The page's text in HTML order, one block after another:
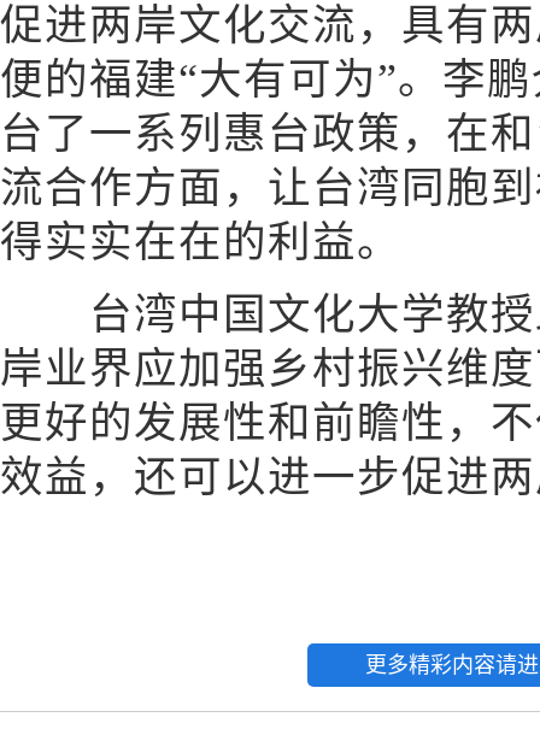
促进两岸文化交流，具有
便的福建“大有可为”。李
台了一系列惠台政策，在
流合作方面，让台湾同胞
得实实在在的利益。
台湾中国文化大学教授
岸业界应加强乡村振兴维
更好的发展性和前瞻性，
效益，还可以进一步促进
更多精彩内容请